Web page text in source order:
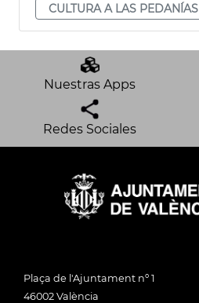
CULTURA A LAS PEDANÍAS
Nuestras Apps
Redes Sociales
Plaça de l'Ajuntament nº 1
46002 València